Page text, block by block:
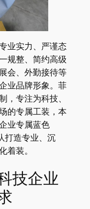
业实力、严谨态
规整、简约高级
会、外勤接待等
业品牌形象。菲
，专注为科技、
的专属工装，本
业专属蓝色
打造专业、沉
着装。
技企业